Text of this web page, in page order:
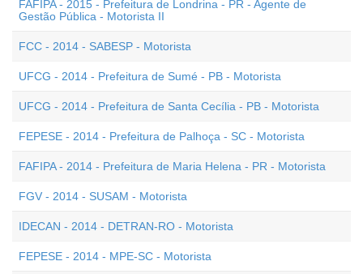
FAFIPA - 2015 - Prefeitura de Londrina - PR - Agente de
Gestão Pública - Motorista II
FCC - 2014 - SABESP - Motorista
UFCG - 2014 - Prefeitura de Sumé - PB - Motorista
UFCG - 2014 - Prefeitura de Santa Cecília - PB - Motorista
FEPESE - 2014 - Prefeitura de Palhoça - SC - Motorista
FAFIPA - 2014 - Prefeitura de Maria Helena - PR - Motorista
FGV - 2014 - SUSAM - Motorista
IDECAN - 2014 - DETRAN-RO - Motorista
FEPESE - 2014 - MPE-SC - Motorista